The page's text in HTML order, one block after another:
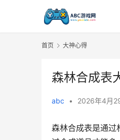
首页 大神心得
森林合成表
abc • 2026年4月
森林合成表是通过